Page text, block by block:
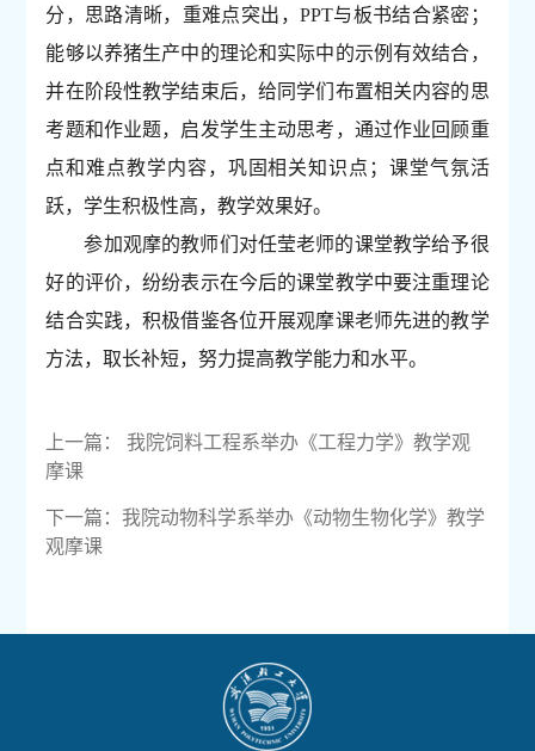
分，思路清晰，重难点突出，PPT与板书结合紧密；
能够以养猪生产中的理论和实际中的示例有效结合，
并在阶段性教学结束后，给同学们布置相关内容的思
考题和作业题，启发学生主动思考，通过作业回顾重
点和难点教学内容，巩固相关知识点；课堂气氛活
跃，学生积极性高，教学效果好。
参加观摩的教师们对任莹老师的课堂教学给予很
好的评价，纷纷表示在今后的课堂教学中要注重理论
结合实践，积极借鉴各位开展观摩课老师先进的教学
方法，取长补短，努力提高教学能力和水平。
上一篇：
我院饲料工程系举办《工程力学》教学观
摩课
下一篇：我院动物科学系举办《动物生物化学》教学
观摩课